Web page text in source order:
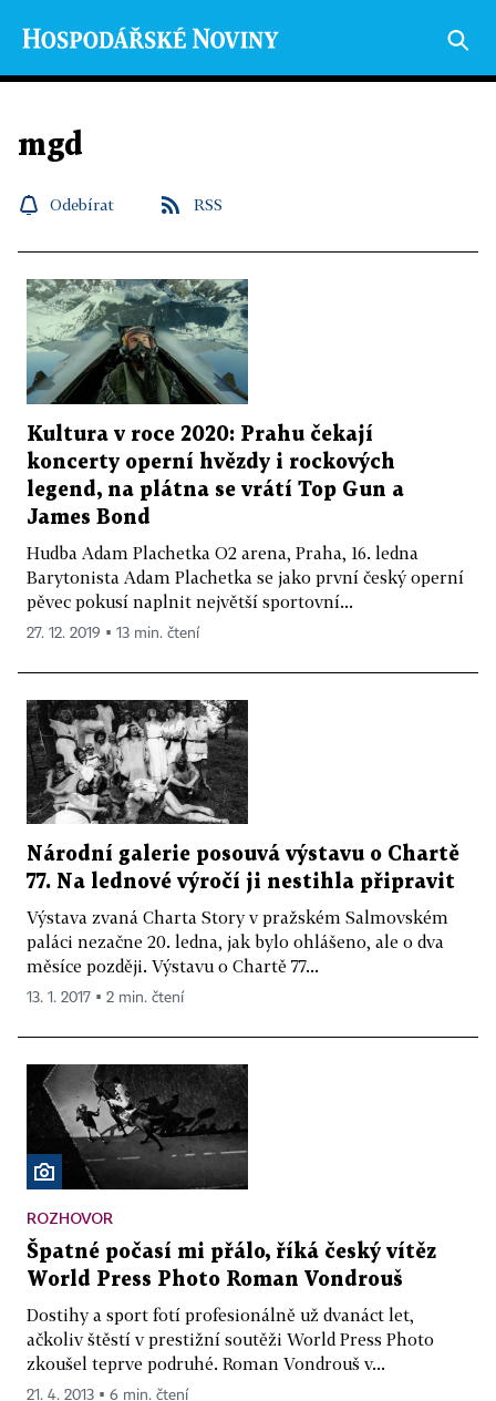
mgd
Odebírat RSS
Kultura v roce 2020: Prahu čekají
koncerty operní hvězdy i rockových
legend, na plátna se vrátí Top Gun a
James Bond
Hudba Adam Plachetka O2 arena, Praha, 16. ledna
Barytonista Adam Plachetka se jako první český operní
pěvec pokusí naplnit největší sportovní...
27. 12. 2019 ▪ 13 min. čtení
Národní galerie posouvá výstavu o Chartě
77. Na lednové výročí ji nestihla připravit
Výstava zvaná Charta Story v pražském Salmovském
paláci nezačne 20. ledna, jak bylo ohlášeno, ale o dva
měsíce později. Výstavu o Chartě 77...
13. 1. 2017 ▪ 2 min. čtení
ROZHOVOR
Špatné počasí mi přálo, říká český vítěz
World Press Photo Roman Vondrouš
Dostihy a sport fotí profesionálně už dvanáct let,
ačkoliv štěstí v prestižní soutěži World Press Photo
zkoušel teprve podruhé. Roman Vondrouš v...
21. 4. 2013 ▪ 6 min. čtení